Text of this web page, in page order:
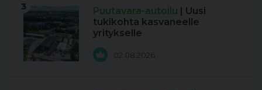
3 Puutavara-autoilu | Uusi
tukikohta kasvaneelle
yritykselle
02.08.2026